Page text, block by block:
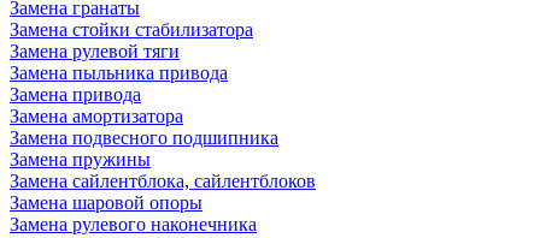
Замена гранаты
Замена стойки стабилизатора
Замена рулевой тяги
Замена пыльника привода
Замена привода
Замена амортизатора
Замена подвесного подшипника
Замена пружины
Замена сайлентблока, сайлентблоков
Замена шаровой опоры
Замена рулевого наконечника